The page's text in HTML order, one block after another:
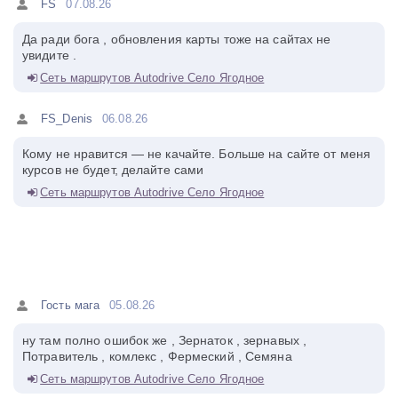
FS 07.08.26
Да ради бога , обновления карты тоже на сайтах не
увидите .
Сеть маршрутов Autodrive Село Ягодное
FS_Denis 06.08.26
Кому не нравится — не качайте. Больше на сайте от меня
курсов не будет, делайте сами
Сеть маршрутов Autodrive Село Ягодное
Гость мага 05.08.26
ну там полно ошибок же , Зернаток , зернавых ,
Потравитель , комлекс , Фермеский , Семяна
Сеть маршрутов Autodrive Село Ягодное